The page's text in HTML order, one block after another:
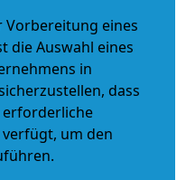
Vorbereitung eines
die Auswahl eines
in
dass
erforderliche
um den